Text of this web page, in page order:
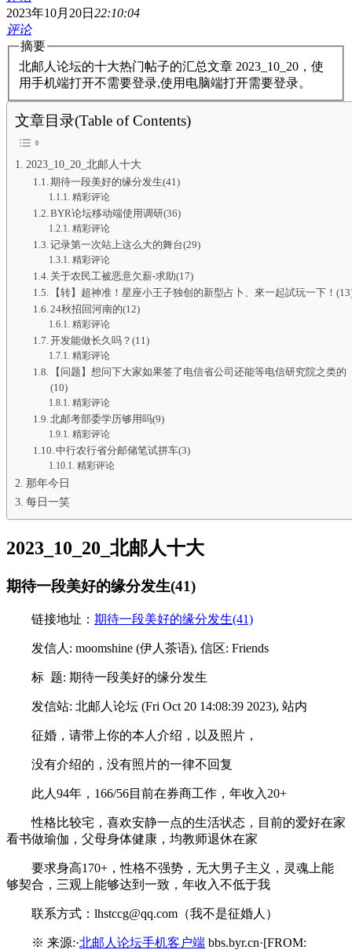
2023年10月20日 22:10:04
评论
摘要
北邮人论坛的十大热门帖子的汇总文章 2023_10_20，使
用手机端打开不需要登录,使用电脑端打开需要登录。
文章目录(Table of Contents)
2023_10_20_北邮人十大
期待一段美好的缘分发生(41)
精彩评论
BYR论坛移动端使用调研(36)
精彩评论
记录第一次站上这么大的舞台(29)
精彩评论
关于农民工被恶意欠薪-求助(17)
【转】超神准！星座小王子独创的新型占卜、來一起試玩一下！
24秋招回河南的(12)
精彩评论
开发能做长久吗？(11)
精彩评论
【问题】想问下大家如果签了电信省公司还能等电信研究院之类的
(10)
精彩评论
北邮考部委学历够用吗(9)
精彩评论
中行农行省分邮储笔试拼车(3)
精彩评论
那年今日
每日一笑
2023_10_20_北邮人十大
期待一段美好的缘分发生(41)
链接地址： 期待一段美好的缘分发生(41)
发信人: moomshine (伊人茶语), 信区: Friends
标 题: 期待一段美好的缘分发生
发信站: 北邮人论坛 (Fri Oct 20 14:08:39 2023), 站内
征婚，请带上你的本人介绍，以及照片，
没有介绍的，没有照片的一律不回复
此人94年，166/56目前在券商工作，年收入20+
性格比较宅，喜欢安静一点的生活状态，目前的爱好在家
看书做瑜伽，父母身体健康，均教师退休在家
要求身高170+，性格不强势，无大男子主义，灵魂上能
够契合，三观上能够达到一致，年收入不低于我
联系方式：lhstccg@qq.com（我不是征婚人）
※ 来源:·北邮人论坛手机客户端 bbs.byr.cn·[FROM: